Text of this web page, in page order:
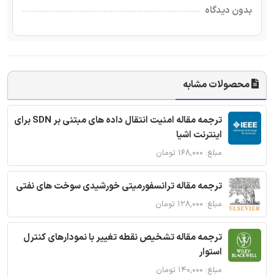
بدون دیدگاه
محصولات مشابه
ترجمه مقاله امنیت انتقال داده های مبتنی بر SDN برای
اینترنت اشیا
مبلغ: ۱۶۸,۰۰۰ تومان
ترجمه مقاله ترانسفورمیتی خورشیدی سوخت های نفتی
مبلغ: ۱۲۸,۰۰۰ تومان
ترجمه مقاله تشخیص نقطه تغییر با نمودارهای کنترل
استوار
مبلغ: ۱۴۰,۰۰۰ تومان